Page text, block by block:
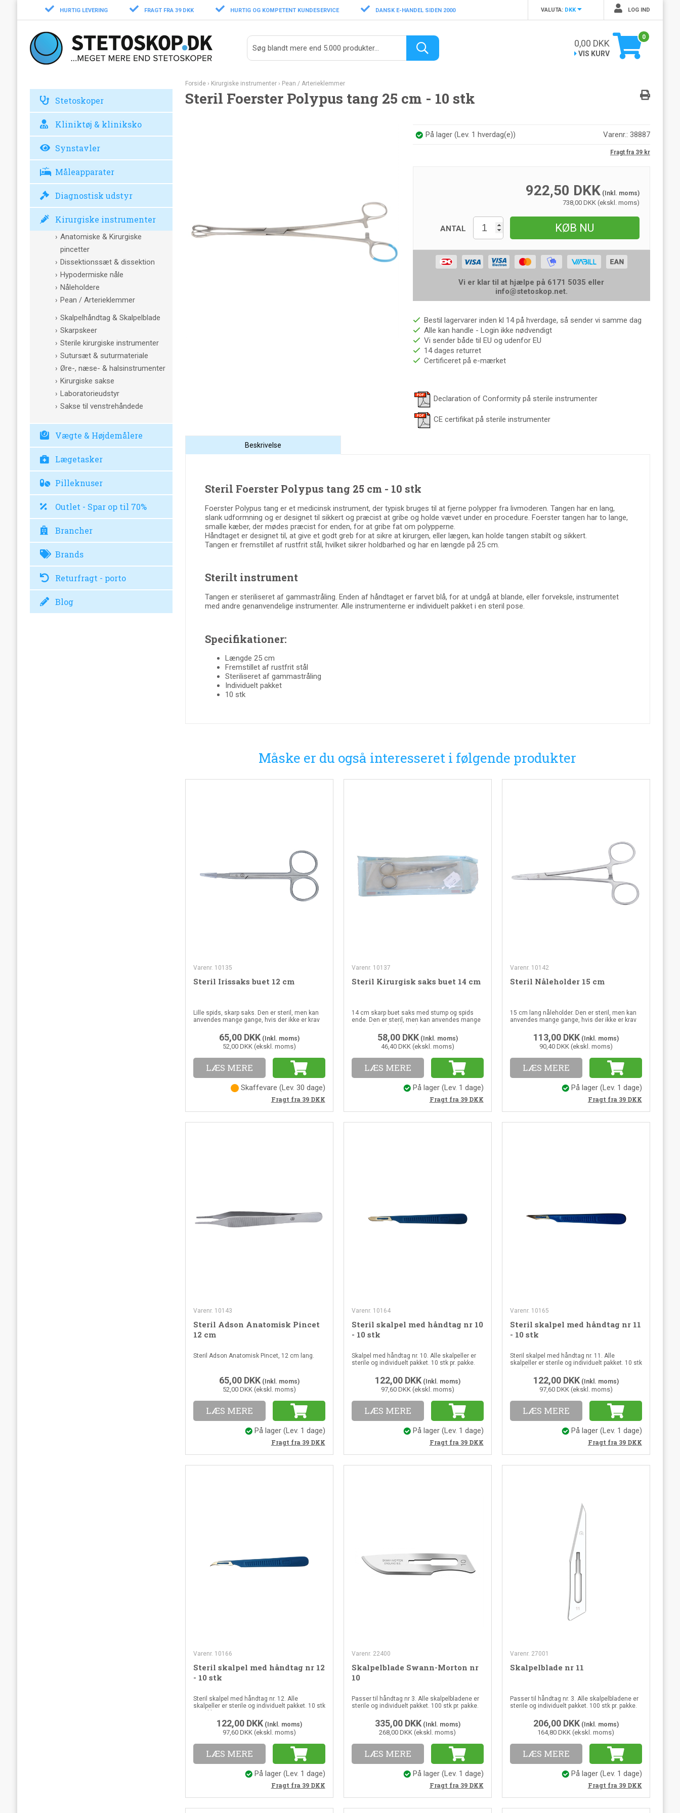
HURTIG LEVERING FRAGT FRA 39 DKK HURTIG OG KOMPETENT KUNDESERVICE DANSK E-HANDEL SIDEN 2000 LOG IND
VALUTA: DKK
0
0,00 DKK
VIS KURV
Stetoskoper
Kliniktøj & kliniksko
Synstavler
Måleapparater
Diagnostisk udstyr
Kirurgiske instrumenter
Anatomiske & Kirurgiske
pincetter
Dissektionssæt & dissektion
Hypodermiske nåle
Nåleholdere
Pean / Arterieklemmer
Skalpelhåndtag & Skalpelblade
Skarpskeer
Sterile kirurgiske instrumenter
Sutursæt & suturmateriale
Øre-, næse- & halsinstrumenter
Kirurgiske sakse
Laboratorieudstyr
Sakse til venstrehåndede
Vægte & Højdemålere
Lægetasker
Pilleknuser
Outlet - Spar op til 70%
Brancher
Brands
Returfragt - porto
Blog
Forside› Kirurgiske instrumenter› Pean / Arterieklemmer
Steril Foerster Polypus tang 25 cm - 10 stk
På lager(Lev. 1 hverdag(e)) Varenr.: 38887
Fragt fra 39 kr
922,50 DKK (Inkl. moms)
738,00 DKK (ekskl. moms)
ANTAL KØB NU
Vi er klar til at hjælpe på 6171 5035 eller
info@stetoskop.net.
Bestil lagervarer inden kl 14 på hverdage, så sender vi samme dag
Alle kan handle - Login ikke nødvendigt
Vi sender både til EU og udenfor EU
14 dages returret
Certificeret på e-mærket
Declaration of Conformity på sterile instrumenter
CE certifikat på sterile instrumenter
Beskrivelse
Steril Foerster Polypus tang 25 cm - 10 stk
Foerster Polypus tang er et medicinsk instrument, der typisk bruges til at fjerne polypper fra livmoderen. Tangen har en lang,
slank udformning og er designet til sikkert og præcist at gribe og holde vævet under en procedure. Foerster tangen har to lange,
smalle kæber, der mødes præcist for enden, for at gribe fat om polypperne.
Håndtaget er designet til, at give et godt greb for at sikre at kirurgen, eller lægen, kan holde tangen stabilt og sikkert.
Tangen er fremstillet af rustfrit stål, hvilket sikrer holdbarhed og har en længde på 25 cm.
Sterilt instrument
Tangen er steriliseret af gammastråling. Enden af håndtaget er farvet blå, for at undgå at blande, eller forveksle, instrumentet
med andre genanvendelige instrumenter. Alle instrumenterne er individuelt pakket i en steril pose.
Specifikationer:
Længde 25 cm
Fremstillet af rustfrit stål
Steriliseret af gammastråling
Individuelt pakket
10 stk
Måske er du også interesseret i følgende produkter
Varenr. 10135
Steril Irissaks buet 12 cm
Lille spids, skarp saks. Den er steril, men kan
anvendes mange gange, hvis der ikke er krav
65,00 DKK(Inkl. moms)
52,00 DKK (ekskl. moms)
LÆS MERE
Skaffevare (Lev. 30 dage)
Fragt fra 39 DKK
Varenr. 10137
Steril Kirurgisk saks buet 14 cm
14 cm skarp buet saks med stump og spids
ende. Den er steril, men kan anvendes mange
58,00 DKK(Inkl. moms)
46,40 DKK (ekskl. moms)
LÆS MERE
På lager (Lev. 1 dage)
Fragt fra 39 DKK
Varenr. 10142
Steril Nåleholder 15 cm
15 cm lang nåleholder. Den er steril, men kan
anvendes mange gange, hvis der ikke er krav
113,00 DKK(Inkl. moms)
90,40 DKK (ekskl. moms)
LÆS MERE
På lager (Lev. 1 dage)
Fragt fra 39 DKK
Varenr. 10143
Steril Adson Anatomisk Pincet
12 cm
Steril Adson Anatomisk Pincet, 12 cm lang.
65,00 DKK(Inkl. moms)
52,00 DKK (ekskl. moms)
LÆS MERE
På lager (Lev. 1 dage)
Fragt fra 39 DKK
Varenr. 10164
Steril skalpel med håndtag nr 10
- 10 stk
Skalpel med håndtag nr. 10. Alle skalpeller er
sterile og individuelt pakket. 10 stk pr. pakke.
122,00 DKK(Inkl. moms)
97,60 DKK (ekskl. moms)
LÆS MERE
På lager (Lev. 1 dage)
Fragt fra 39 DKK
Varenr. 10165
Steril skalpel med håndtag nr 11
- 10 stk
Steril skalpel med håndtag nr. 11. Alle
skalpeller er sterile og individuelt pakket. 10 stk
122,00 DKK(Inkl. moms)
97,60 DKK (ekskl. moms)
LÆS MERE
På lager (Lev. 1 dage)
Fragt fra 39 DKK
Varenr. 10166
Steril skalpel med håndtag nr 12
- 10 stk
Steril skalpel med håndtag nr. 12. Alle
skalpeller er sterile og individuelt pakket. 10 stk
122,00 DKK(Inkl. moms)
97,60 DKK (ekskl. moms)
LÆS MERE
På lager (Lev. 1 dage)
Fragt fra 39 DKK
Varenr. 22400
Skalpelblade Swann-Morton nr
10
Passer til håndtag nr 3. Alle skalpelbladene er
sterile og individuelt pakket. 100 stk pr. pakke.
335,00 DKK(Inkl. moms)
268,00 DKK (ekskl. moms)
LÆS MERE
På lager (Lev. 1 dage)
Fragt fra 39 DKK
Varenr. 27001
Skalpelblade nr 11
Passer til håndtag nr. 3. Alle skalpelbladene er
sterile og individuelt pakket. 100 stk pr. pakke.
206,00 DKK(Inkl. moms)
164,80 DKK (ekskl. moms)
LÆS MERE
På lager (Lev. 1 dage)
Fragt fra 39 DKK